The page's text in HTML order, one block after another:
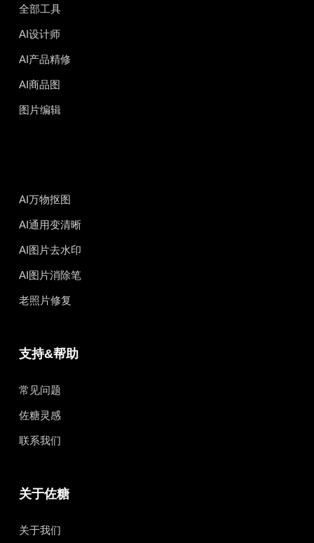
全部工具
AI设计师
AI产品精修
AI商品图
图片编辑
AI万物抠图
AI通用变清晰
AI图片去水印
AI图片消除笔
老照片修复
支持&帮助
常见问题
佐糖灵感
联系我们
关于佐糖
关于我们